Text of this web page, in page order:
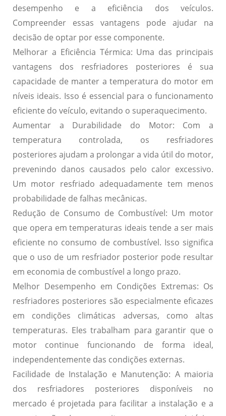
desempenho e a eficiência dos veículos.
Compreender essas vantagens pode ajudar na
decisão de optar por esse componente.
Melhorar a Eficiência Térmica: Uma das principais
vantagens dos resfriadores posteriores é sua
capacidade de manter a temperatura do motor em
níveis ideais. Isso é essencial para o funcionamento
eficiente do veículo, evitando o superaquecimento.
Aumentar a Durabilidade do Motor: Com a
temperatura controlada, os resfriadores
posteriores ajudam a prolongar a vida útil do motor,
prevenindo danos causados pelo calor excessivo.
Um motor resfriado adequadamente tem menos
probabilidade de falhas mecânicas.
Redução de Consumo de Combustível: Um motor
que opera em temperaturas ideais tende a ser mais
eficiente no consumo de combustível. Isso significa
que o uso de um resfriador posterior pode resultar
em economia de combustível a longo prazo.
Melhor Desempenho em Condições Extremas: Os
resfriadores posteriores são especialmente eficazes
em condições climáticas adversas, como altas
temperaturas. Eles trabalham para garantir que o
motor continue funcionando de forma ideal,
independentemente das condições externas.
Facilidade de Instalação e Manutenção: A maioria
dos resfriadores posteriores disponíveis no
mercado é projetada para facilitar a instalação e a